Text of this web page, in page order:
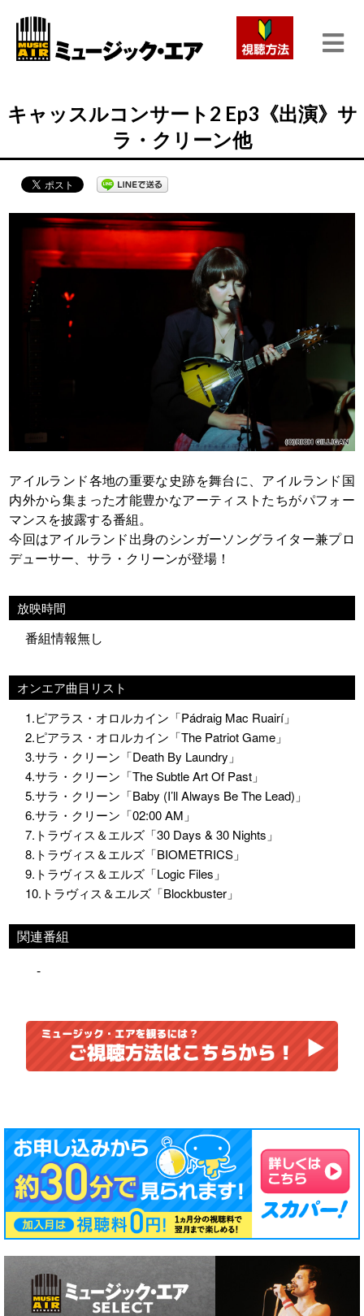
キャッスルコンサート2 Ep3《出演》サ
ラ・クリーン他
アイルランド各地の重要な史跡を舞台に、アイルランド国
内外から集まった才能豊かなアーティストたちがパフォー
マンスを披露する番組。
今回はアイルランド出身のシンガーソングライター兼プロ
デューサー、サラ・クリーンが登場！
放映時間
番組情報無し
オンエア曲目リスト
1.ピアラス・オロルカイン「Pádraig Mac Ruairí」
2.ピアラス・オロルカイン「The Patriot Game」
3.サラ・クリーン「Death By Laundry」
4.サラ・クリーン「The Subtle Art Of Past」
5.サラ・クリーン「Baby (I’ll Always Be The Lead)」
6.サラ・クリーン「02:00 AM」
7.トラヴィス＆エルズ「30 Days & 30 Nights」
8.トラヴィス＆エルズ「BIOMETRICS」
9.トラヴィス＆エルズ「Logic Files」
10.トラヴィス＆エルズ「Blockbuster」
関連番組
-